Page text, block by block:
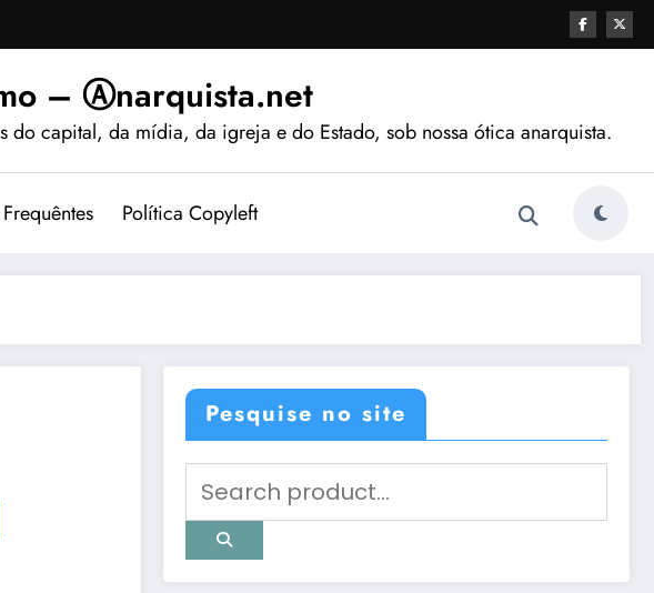
– Ⓐnarquista.net
do capital, da mídia, da igreja e do Estado, sob nossa ótica anarquista.
Política Copyleft
Pesquise no site